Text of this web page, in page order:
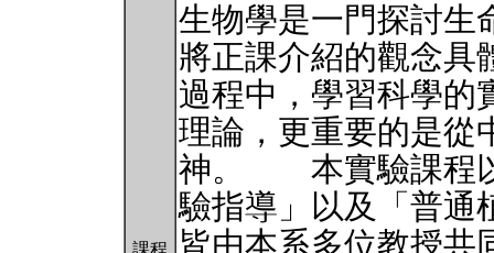
課程
生物學是一門探討生
將正課介紹的觀念具
過程中，學習科學的
理論，更重要的是從
神。 本實驗課程以
驗指導」以及「普通
皆由本系多位教授共